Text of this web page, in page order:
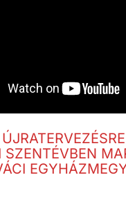
SZENTÉVBEN